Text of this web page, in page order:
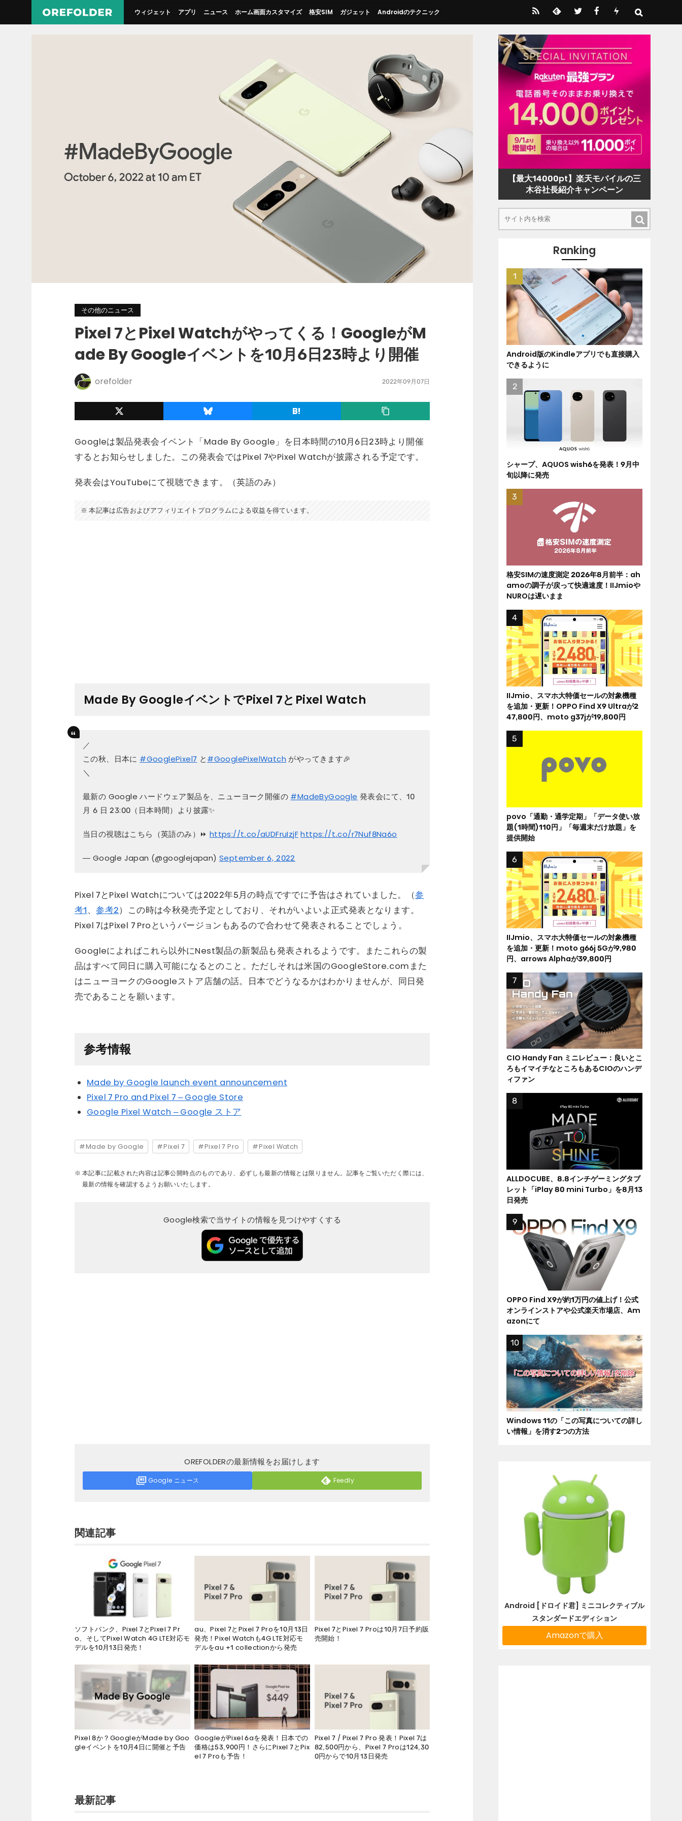
ウィジェット アプリ ニュース ホーム画面カスタマイズ 格安SIM ガジェット Androidのテクニック
その他のニュース
Pixel 7とPixel Watchがやってくる！GoogleがM
ade By Googleイベントを10月6日23時より開催
orefolder 2022年09月07日
Googleは製品発表会イベント「Made By Google」を日本時間の10月6日23時より開催
するとお知らせしました。この発表会ではPixel 7やPixel Watchが披露される予定です。
発表会はYouTubeにて視聴できます。（英語のみ）
本記事は広告およびアフィリエイトプログラムによる収益を得ています。
Made By GoogleイベントでPixel 7とPixel Watch
／
この秋、日本に #GooglePixel7 と#GooglePixelWatch がやってきます🎉
＼
最新の Google ハードウェア製品を、ニューヨーク開催の #MadeByGoogle 発表会にて、10
月 6 日 23:00（日本時間）より披露✨
当日の視聴はこちら（英語のみ）⏩ https://t.co/aUDFruIzjF https://t.co/r7Nuf8Na6o
— Google Japan (@googlejapan) September 6, 2022
Pixel 7とPixel Watchについては2022年5月の時点ですでに予告はされていました。（参
考1、参考2）この時は今秋発売予定としており、それがいよいよ正式発表となります。
Pixel 7はPixel 7 Proというバージョンもあるので合わせて発表されることでしょう。
Googleによればこれら以外にNest製品の新製品も発表されるようです。またこれらの製
品はすべて同日に購入可能になるとのこと。ただしそれは米国のGoogleStore.comまた
はニューヨークのGoogleストア店舗の話。日本でどうなるかはわかりませんが、同日発
売であることを願います。
参考情報
Made by Google launch event announcement
Pixel 7 Pro and Pixel 7 – Google Store
Google Pixel Watch – Google ストア
Made by Google Pixel 7 Pixel 7 Pro Pixel Watch
本記事に記載された内容は記事公開時点のものであり、必ずしも最新の情報とは限りません。記事をご覧いただく際には、
最新の情報を確認するようお願いいたします。
Google検索で当サイトの情報を見つけやすくする
OREFOLDERの最新情報をお届けします
Google ニュース Feedly
関連記事
ソフトバンク、Pixel 7とPixel 7 Pr
o、そしてPixel Watch 4G LTE対応モ
デルを10月13日発売！
au、Pixel 7とPixel 7 Proを10月13日
発売！Pixel Watchも4G LTE対応モ
デルをau +1 collectionから発売
Pixel 7とPixel 7 Proは10月7日予約販
売開始！
Pixel 8か？GoogleがMade by Goo
gleイベントを10月4日に開催と予告
GoogleがPixel 6aを発表！日本での
価格は53,900円！さらにPixel 7とPix
el 7 Proも予告！
Pixel 7 / Pixel 7 Pro 発表！Pixel 7は
82,500円から、Pixel 7 Proは124,30
0円からで10月13日発売
最新記事
【最大14000pt】楽天モバイルの三
木谷社長紹介キャンペーン
Ranking
Android版のKindleアプリでも直接購入
できるように
シャープ、AQUOS wish6を発表！9月中
旬以降に発売
格安SIMの速度測定 2026年8月前半：ah
amoの調子が戻って快適速度！IIJmioや
NUROは遅いまま
IIJmio、スマホ大特価セールの対象機種
を追加・更新！OPPO Find X9 Ultraが2
47,800円、moto g37jが19,800円
povo「通勤・通学定期」「データ使い放
題(1時間)110円」「毎週末だけ放題」を
提供開始
IIJmio、スマホ大特価セールの対象機種
を追加・更新！moto g66j 5Gが9,980
円、arrows Alphaが39,800円
CIO Handy Fan ミニレビュー：良いとこ
ろもイマイチなところもあるCIOのハンデ
ィファン
ALLDOCUBE、8.8インチゲーミングタブ
レット「iPlay 80 mini Turbo」を8月13
日発売
OPPO Find X9が約1万円の値上げ！公式
オンラインストアや公式楽天市場店、Am
azonにて
Windows 11の「この写真についての詳し
い情報」を消す2つの方法
Android [ドロイド君] ミニコレクティブル
スタンダードエディション
Amazonで購入